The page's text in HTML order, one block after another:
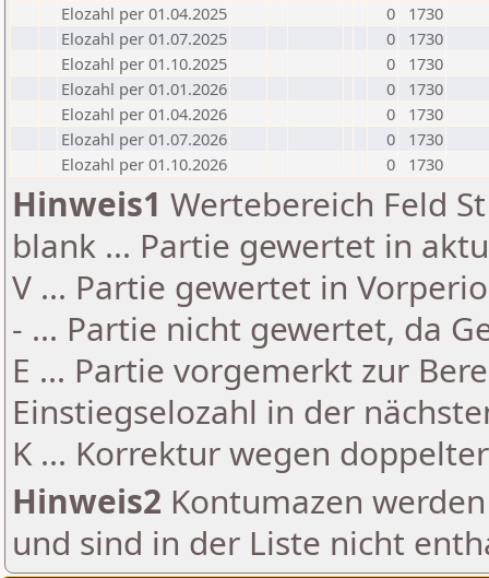
Elozahl per 01.04.2025
0
1730
Elozahl per 01.07.2025
0
1730
Elozahl per 01.10.2025
0
1730
Elozahl per 01.01.2026
0
1730
Elozahl per 01.04.2026
0
1730
Elozahl per 01.07.2026
0
1730
Elozahl per 01.10.2026
0 1730
Hinweis1 Wertebereich Feld
blank ... Partie gewertet in
V ... Partie gewertet in
- ... Partie nicht gewertet, da
E ... Partie vorgemerkt zur
Einstiegselozahl in der
K ... Korrektur wegen
Hinweis2 Kontumazen
und sind in der Liste nicht